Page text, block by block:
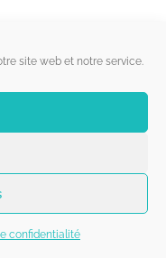
site web et notre service.
confidentialité